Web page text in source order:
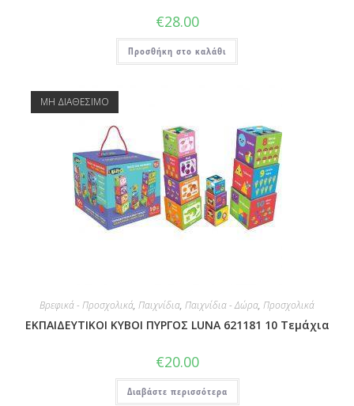
€28.00
Προσθήκη στο καλάθι
ΜΗ ΔΙΑΘΕΣΙΜΟ
Βρεφικά - Προσχολικά, Παιχνίδια, Παιχνίδια - Δώρα, Προσχολικά
ΕΚΠΑΙΔΕΥΤΙΚΟΙ ΚΥΒΟΙ ΠΥΡΓΟΣ LUNA 621181 10 Τεμάχια
€20.00
Διαβάστε περισσότερα